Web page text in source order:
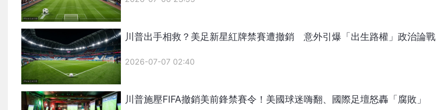
川普出手相救？美足新星紅牌禁賽遭撤銷 意外引爆「出生路權」政治論戰
2026-07-07 02:40
川普施壓FIFA撤銷美前鋒禁賽令！美國球迷嗨翻、國際足壇怒轟「腐敗」